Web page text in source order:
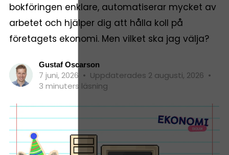
bokföringen enklare, automatiserar mycket av
arbetet och hjälper dig att hålla koll på
företagets ekonomi. Men vilket ska jag välja?
Gustaf Oscarson
7 juni, 2026 • Uppdaterades 2 augusti, 2026 •
3 minuters läsning